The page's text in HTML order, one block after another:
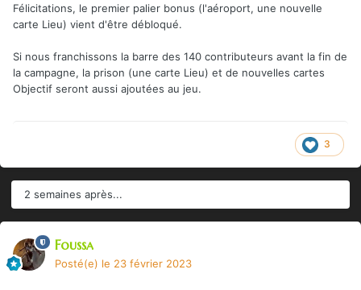
Félicitations, le premier palier bonus (l'aéroport, une nouvelle
carte Lieu) vient d'être débloqué.
Si nous franchissons la barre des 140 contributeurs avant la fin de
la campagne, la prison (une carte Lieu) et de nouvelles cartes
Objectif seront aussi ajoutées au jeu.
3
2 semaines après...
Foussa
Posté(e) le 23 février 2023